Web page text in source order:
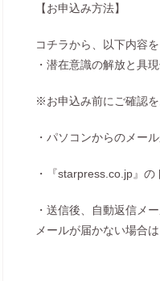
【お申込み方法】
コチラから、以下内容
・潜在意識の解放と具
※お申込み前にご確認を
・パソコンからのメー
・『starpress.co.jp』
・送信後、自動返信メ
メールが届かない場合